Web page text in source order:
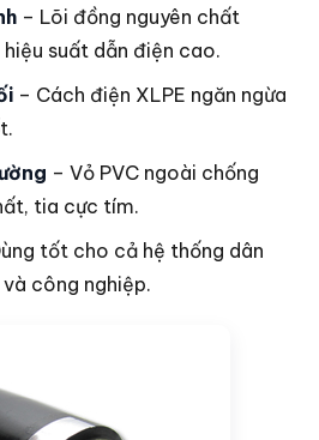
– Lõi đồng nguyên chất
suất dẫn điện cao.
– Cách điện XLPE ngăn ngừa
– Vỏ PVC ngoài chống
tia cực tím.
tốt cho cả hệ thống dân
công nghiệp.